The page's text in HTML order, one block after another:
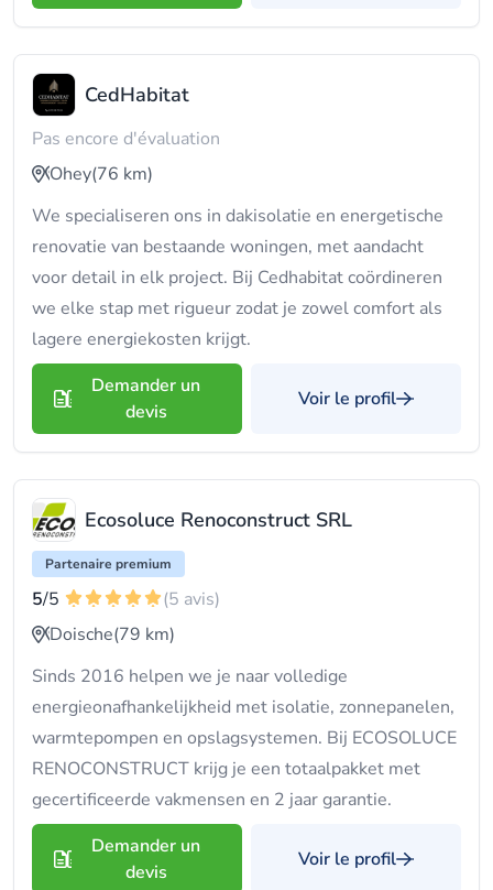
CedHabitat
Pas encore d'évaluation
Ohey(76 km)
We specialiseren ons in dakisolatie en energetische
renovatie van bestaande woningen, met aandacht
voor detail in elk project. Bij Cedhabitat coördineren
we elke stap met rigueur zodat je zowel comfort als
lagere energiekosten krijgt.
Demander un
devis
Voir le profil
Ecosoluce Renoconstruct SRL
Partenaire premium
5/5
(5 avis)
Doische(79 km)
Sinds 2016 helpen we je naar volledige
energieonafhankelijkheid met isolatie, zonnepanelen,
warmtepompen en opslagsystemen. Bij ECOSOLUCE
RENOCONSTRUCT krijg je een totaalpakket met
gecertificeerde vakmensen en 2 jaar garantie.
Demander un
devis
Voir le profil